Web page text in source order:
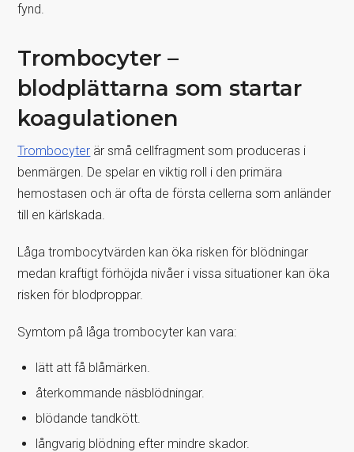
fynd.
Trombocyter –
blodplättarna som startar
koagulationen
Trombocyter är små cellfragment som produceras i
benmärgen. De spelar en viktig roll i den primära
hemostasen och är ofta de första cellerna som anländer
till en kärlskada.
Låga trombocytvärden kan öka risken för blödningar
medan kraftigt förhöjda nivåer i vissa situationer kan öka
risken för blodproppar.
Symtom på låga trombocyter kan vara:
lätt att få blåmärken.
återkommande näsblödningar.
blödande tandkött.
långvarig blödning efter mindre skador.